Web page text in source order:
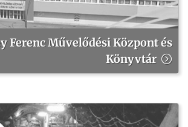
Ferenc Művelődési Központ és
Könyvtár